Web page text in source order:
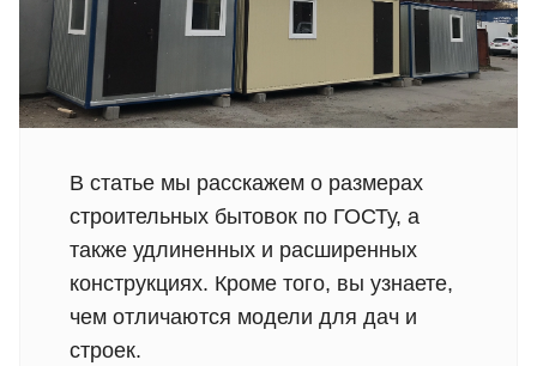
В статье мы расскажем о размерах
строительных бытовок по ГОСТу, а
также удлиненных и расширенных
конструкциях. Кроме того, вы узнаете,
чем отличаются модели для дач и
строек.